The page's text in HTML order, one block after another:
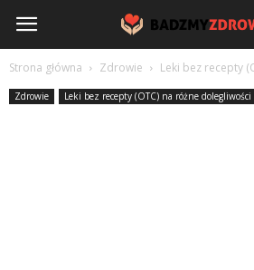
BadzmyZdrowi.pl
Strona główna Zdrowie Leki bez recepty
Zdrowie Leki bez recepty (OTC) na różne dolegliwości